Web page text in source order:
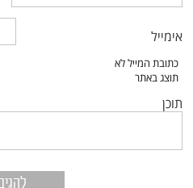
אימייל
תוכן